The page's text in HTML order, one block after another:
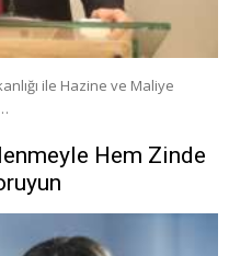
ile Hazine ve Maliye
Hem Zinde